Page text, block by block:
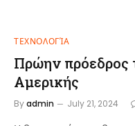
ΤΕΧΝΟΛΟΓΊΑ
Πρώην πρόεδρος
Αμερικής
Byadmin July 21, 2024